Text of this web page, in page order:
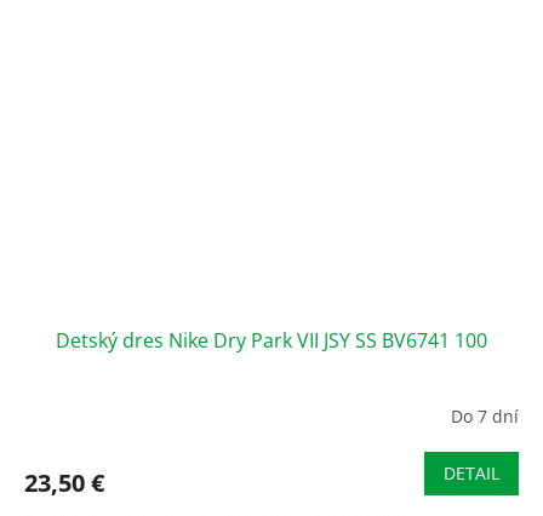
Detský dres Nike Dry Park VII JSY SS BV6741 100
Do 7 dní
23,50 € DETAIL